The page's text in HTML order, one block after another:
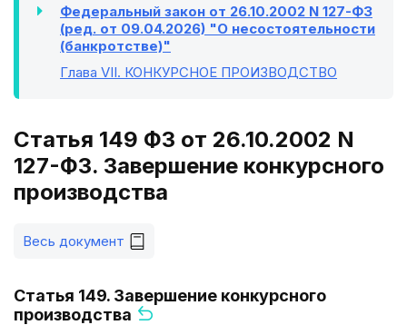
Федеральный закон от 26.10.2002 N 127-ФЗ
(ред. от 09.04.2026) "О несостоятельности
(банкротстве)"
Глава VII. КОНКУРСНОЕ ПРОИЗВОДСТВО
Статья 149 ФЗ от 26.10.2002 N
127-ФЗ. Завершение конкурсного
производства
Весь документ
Статья 149. Завершение конкурсного
производства